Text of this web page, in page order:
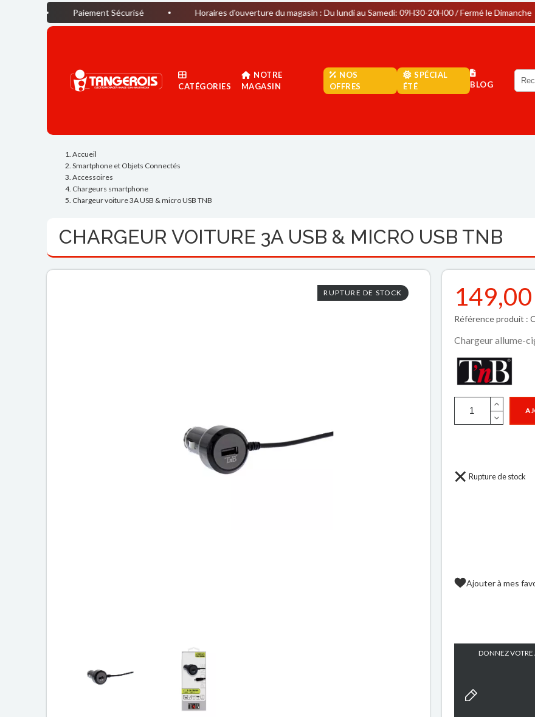
Paiement Sécurisé Horaires d'ouverture du magasin : Du lundi au Samedi: 09H30-20H00 / Fermé le Dimanche
CATÉGORIES
NOTRE
MAGASIN
NOS
OFFRES
SPÉCIAL
ÉTÉ
BLOG
Accueil
Smartphone et Objets Connectés
Accessoires
Chargeurs smartphone
Chargeur voiture 3A USB & micro USB TNB
CHARGEUR VOITURE 3A USB & MICRO USB TNB
RUPTURE DE STOCK
Référence produit :
Chargeur allume-
Rupture de stock
Ajouter à mes
DONNEZ VOTRE